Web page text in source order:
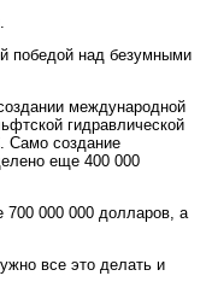
победой над безумными
международной
гидравлической
Само создание
еще 400 000
700 000 000 долларов, а
все это делать и